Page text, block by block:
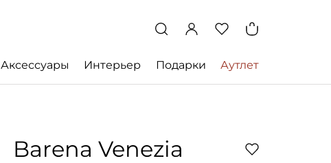
Аксессуары Интерьер Подарки Аутлет
Barena Venezia